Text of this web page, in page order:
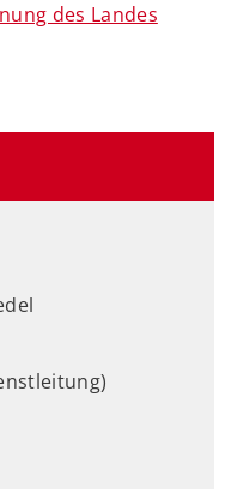
des Landes